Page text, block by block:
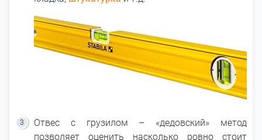
Отвес с грузилом – «дедовский» метод
позволяет оценить насколько ровно стоит